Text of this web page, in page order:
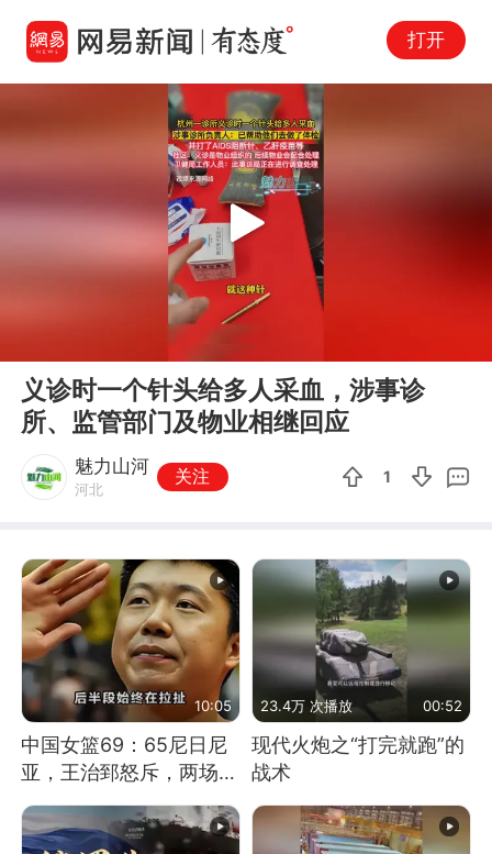
打开
Play
义诊时一个针头给多人采血，涉事诊
所、监管部门及物业相继回应
魅力山河
河北
关注 1
10:05
中国女篮69：65尼日尼
亚，王治郅怒斥，两场下
来一点进步没有？
23.4万 次播放 00:52
现代火炮之“打完就跑”的
战术